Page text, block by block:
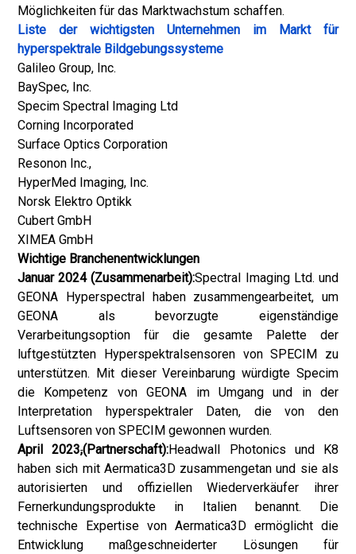
Möglichkeiten für das Marktwachstum schaffen.
Liste der wichtigsten Unternehmen im Markt für
hyperspektrale Bildgebungssysteme
Galileo Group, Inc.
BaySpec, Inc.
Specim Spectral Imaging Ltd
Corning Incorporated
Surface Optics Corporation
Resonon Inc.,
HyperMed Imaging, Inc.
Norsk Elektro Optikk
Cubert GmbH
XIMEA GmbH
Wichtige Branchenentwicklungen
Januar 2024 (Zusammenarbeit):Spectral Imaging Ltd. und
GEONA Hyperspectral haben zusammengearbeitet, um
GEONA als bevorzugte eigenständige
Verarbeitungsoption für die gesamte Palette der
luftgestützten Hyperspektralsensoren von SPECIM zu
unterstützen. Mit dieser Vereinbarung würdigte Specim
die Kompetenz von GEONA im Umgang und in der
Interpretation hyperspektraler Daten, die von den
Luftsensoren von SPECIM gewonnen wurden.
April 2023,(Partnerschaft):Headwall Photonics und K8
haben sich mit Aermatica3D zusammengetan und sie als
autorisierten und offiziellen Wiederverkäufer ihrer
Fernerkundungsprodukte in Italien benannt. Die
technische Expertise von Aermatica3D ermöglicht die
Entwicklung maßgeschneiderter Lösungen für